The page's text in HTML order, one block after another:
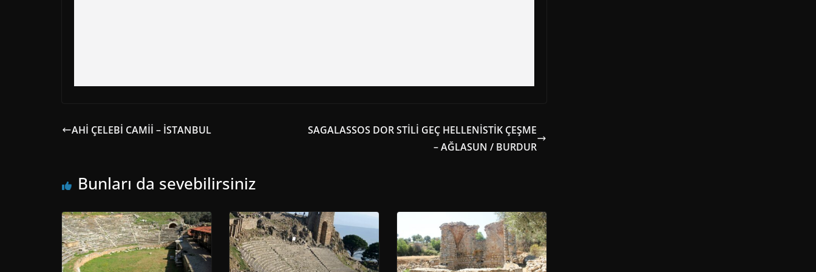
AHİ ÇELEBİ CAMİİ – İSTANBUL
SAGALASSOS DOR STİLİ GEÇ HELLENİSTİK ÇEŞME
– AĞLASUN / BURDUR
Bunları da sevebilirsiniz